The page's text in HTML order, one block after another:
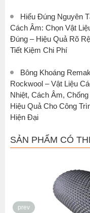
Hiểu Đúng Nguyên
Cách Âm: Chọn Vật
Đúng – Hiệu Quả Rõ
Tiết Kiệm Chi Phí
Bông Khoáng
Rockwool – Vật Liệu
Nhiệt, Cách Âm,
Hiệu Quả Cho Công
Hiện Đại
SẢN PHẨM CÓ
prev